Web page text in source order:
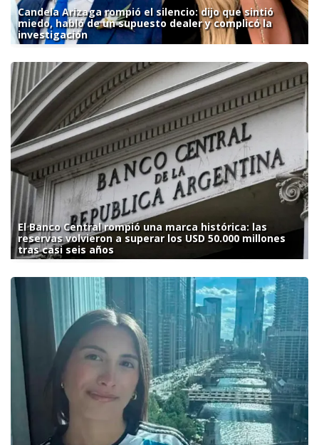
Candela Arizaga rompió el silencio: dijo que sintió
miedo, habló de un supuesto dealer y complicó la
investigación
El Banco Central rompió una marca histórica: las
reservas volvieron a superar los USD 50.000 millones
tras casi seis años